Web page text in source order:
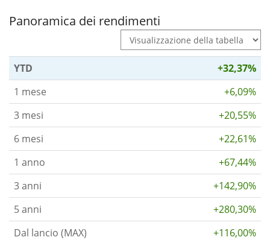
Panoramica dei rendimenti
YTD
+32,37%
1 mese
+6,09%
3 mesi
+20,55%
6 mesi
+22,61%
1 anno
+67,44%
3 anni
+142,90%
5 anni
+280,30%
Dal lancio (MAX)
+116,00%